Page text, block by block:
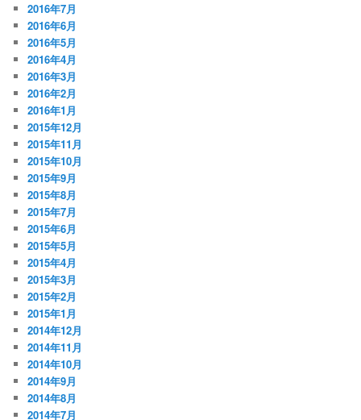
2016年7月
2016年6月
2016年5月
2016年4月
2016年3月
2016年2月
2016年1月
2015年12月
2015年11月
2015年10月
2015年9月
2015年8月
2015年7月
2015年6月
2015年5月
2015年4月
2015年3月
2015年2月
2015年1月
2014年12月
2014年11月
2014年10月
2014年9月
2014年8月
2014年7月